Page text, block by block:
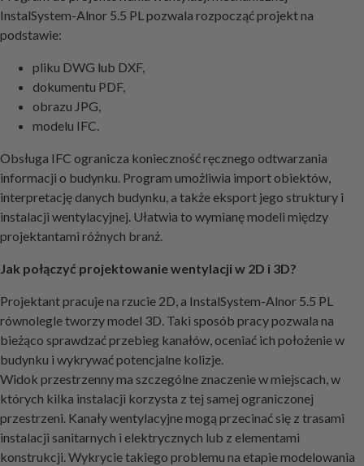
InstalSystem-Alnor 5.5 PL pozwala rozpocząć projekt na
podstawie:
pliku DWG lub DXF,
dokumentu PDF,
obrazu JPG,
modelu IFC.
Obsługa IFC ogranicza konieczność ręcznego odtwarzania
informacji o budynku. Program umożliwia import obiektów,
interpretację danych budynku, a także eksport jego struktury i
instalacji wentylacyjnej. Ułatwia to wymianę modeli między
projektantami różnych branż.
Jak połączyć projektowanie wentylacji w 2D i 3D?
Projektant pracuje na rzucie 2D, a InstalSystem-Alnor 5.5 PL
równolegle tworzy model 3D. Taki sposób pracy pozwala na
bieżąco sprawdzać przebieg kanałów, oceniać ich położenie w
budynku i wykrywać potencjalne kolizje.
Widok przestrzenny ma szczególne znaczenie w miejscach, w
których kilka instalacji korzysta z tej samej ograniczonej
przestrzeni. Kanały wentylacyjne mogą przecinać się z trasami
instalacji sanitarnych i elektrycznych lub z elementami
konstrukcji. Wykrycie takiego problemu na etapie modelowania